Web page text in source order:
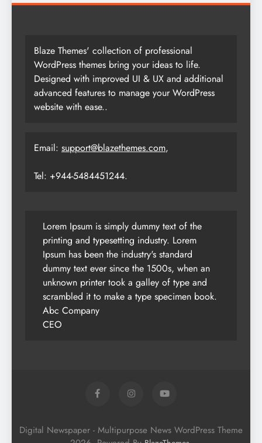
Blaze Themes' collection of professional
WordPress themes bring your ideas to life.
Designed with improved UI & UX and additional
advanced features to manage your WordPress
website with ease..
Email: support@blazethemes.com,
Tel: +944-5484451244.
Lorem Ipsum is simply dummy text of the
printing and typesetting industry. Lorem
Ipsum has been the industry's standard
dummy text ever since the 1500s, when an
unknown printer took a galley of type and
scrambled it to make a type specimen book.
Abc Company
CEO
Digital Newspaper - Multipurpose News WordPress Theme